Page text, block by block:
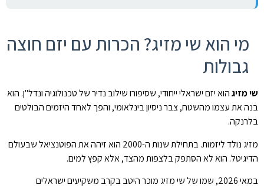
מי הוא שי מזיג? הכרות עם יזם חוצה
גבולות
שי מזיגהוא יזם ישראלי ייחודי, שסיפורו שילוב נדיר של טכנולוגיה ונדל"ן. הוא
בנה את עצמו מהשטח, צבר ניסיון בינלאומי, והפך לאחד היזמים הבולטים
בלרנקה.
מזיג נולד ליזמות. בתחילת שנות ה-2000 הוא זיהה את הפוטנציאל שבעולם
הדיגיטל. הוא לא הסתפק בלצפות מהצד, אלא קפץ למים.
במאי 2026, שמו של שי מזיג מוכר היטב בקרב משקיעים ישראלים